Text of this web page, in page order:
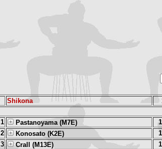
Shikona
1
Pastanoyama (M7E)
2
Konosato (K2E)
3
Crall (M13E)